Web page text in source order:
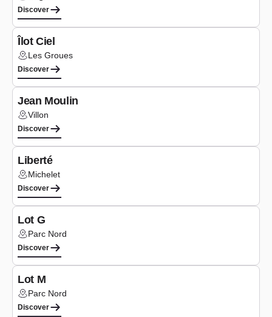
Discover
Îlot Ciel
Lieu :Les Groues
Discover
Jean Moulin
Lieu :Villon
Discover
Liberté
Lieu :Michelet
Discover
Lot G
Lieu :Parc Nord
Discover
Lot M
Lieu :Parc Nord
Discover